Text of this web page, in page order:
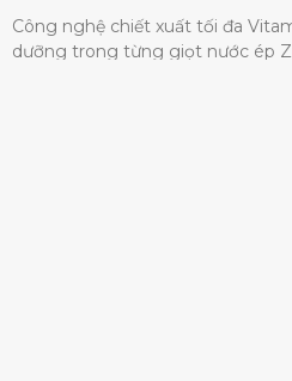
Công nghệ chiết xuất tối đa
dưỡng trong từng giọt nước ép